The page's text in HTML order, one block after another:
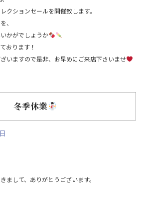
クションセールを開催致します。
、
かがでしょうか
おります！
いますので是非、お早めにご来店下さいませ
冬季休業
まして、ありがとうございます。